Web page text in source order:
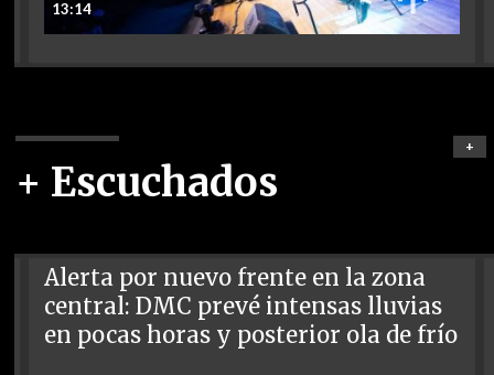
13:14
+ Escuchados
+
Alerta por nuevo frente en la zona
central: DMC prevé intensas lluvias
en pocas horas y posterior ola de frío